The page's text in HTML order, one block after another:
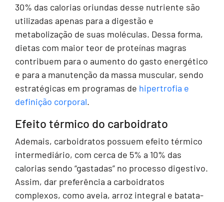
30% das calorias oriundas desse nutriente são
utilizadas apenas para a digestão e
metabolização de suas moléculas. Dessa forma,
dietas com maior teor de proteínas magras
contribuem para o aumento do gasto energético
e para a manutenção da massa muscular, sendo
estratégicas em programas de hipertrofia e
definição corporal.
Efeito térmico do carboidrato
Ademais, carboidratos possuem efeito térmico
intermediário, com cerca de 5% a 10% das
calorias sendo “gastadas” no processo digestivo.
Assim, dar preferência a carboidratos
complexos, como aveia, arroz integral e batata-